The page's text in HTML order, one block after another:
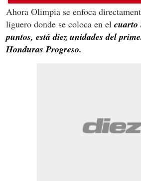
Ahora Olimpia se enfoca
liguero donde se coloca en el cuarto
puntos, está diez unidades del
Honduras Progreso.